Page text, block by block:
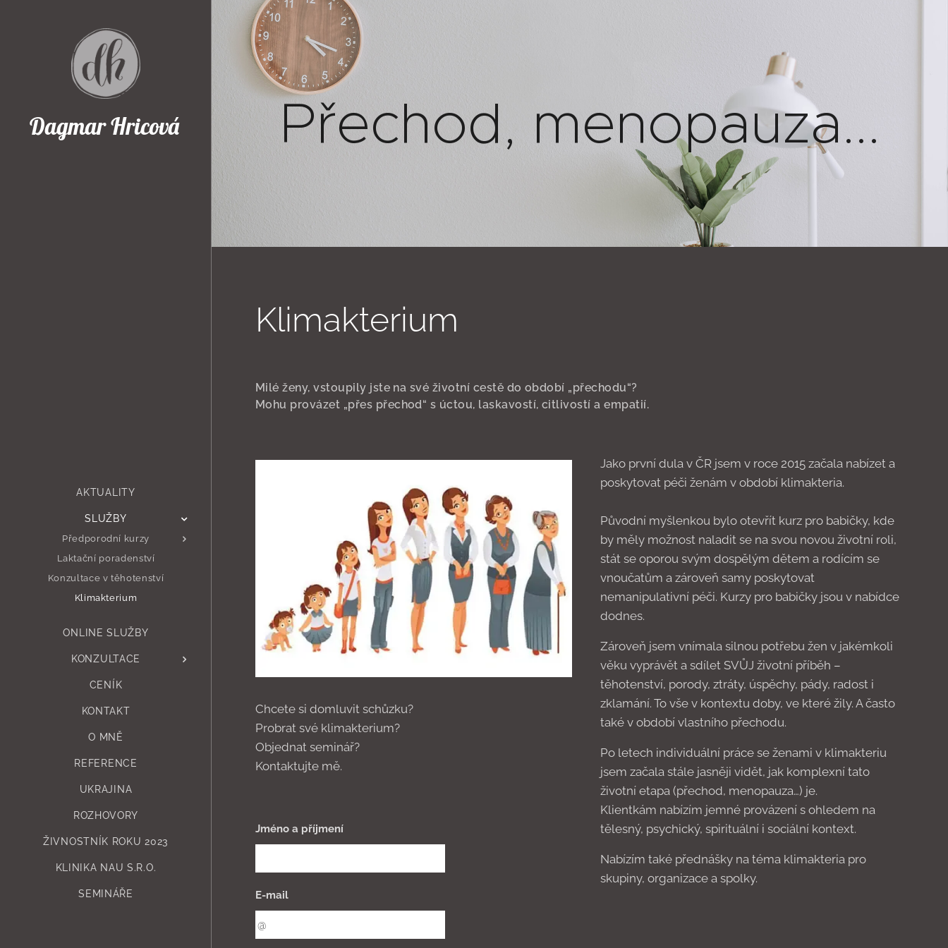
Dagmar Hricová
AKTUALITY
SLUŽBY
Předporodní kurzy
Laktační poradenství
Konzultace v těhotenství
Klimakterium
ONLINE SLUŽBY
KONZULTACE
CENÍK
KONTAKT
O MNĚ
REFERENCE
UKRAJINA
ROZHOVORY
ŽIVNOSTNÍK ROKU 2023
KLINIKA NAU S.R.O.
SEMINÁŘE
Přechod, menopauza...
Klimakterium
Milé ženy, vstoupily jste na své životní cestě do období „přechodu“?
Mohu provázet „přes přechod“ s úctou, laskavostí, citlivostí a empatií.
Chcete si domluvit schůzku?
Probrat své klimakterium?
Objednat seminář?
Kontaktujte mě.
Jméno a příjmení
E-mail
Jako první dula v ČR jsem v roce 2015 začala nabízet a
poskytovat péči ženám v období klimakteria.
Původní myšlenkou bylo otevřít kurz pro babičky, kde
by měly možnost naladit se na svou novou životní roli,
stát se oporou svým dospělým dětem a rodícím se
vnoučatům a zároveň samy poskytovat
nemanipulativní péči. Kurzy pro babičky jsou v nabídce
dodnes.
Zároveň jsem vnímala silnou potřebu žen v jakémkoli
věku vyprávět a sdílet SVŮJ životní příběh –
těhotenství, porody, ztráty, úspěchy, pády, radost i
zklamání. To vše v kontextu doby, ve které žily. A často
také v období vlastního přechodu.
Po letech individuální práce se ženami v klimakteriu
jsem začala stále jasněji vidět, jak komplexní tato
životní etapa (přechod, menopauza…) je.
Klientkám nabízím jemné provázení s ohledem na
tělesný, psychický, spirituální i sociální kontext.
Nabízím také přednášky na téma klimakteria pro
skupiny, organizace a spolky.